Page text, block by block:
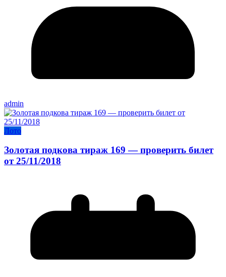
admin
Лото
Золотая подкова тираж 169 — проверить билет
от 25/11/2018